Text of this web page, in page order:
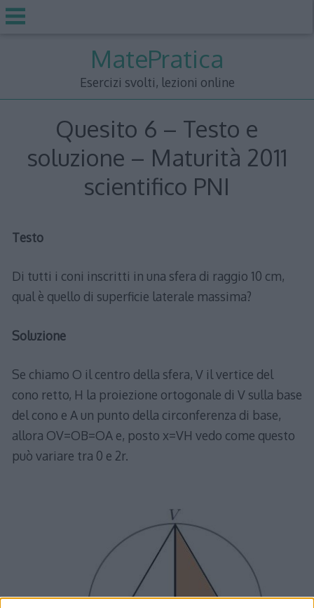
MatePratica
Esercizi svolti, lezioni online
Quesito 6 – Testo e
soluzione – Maturità 2011
scientifico PNI
Testo
Di tutti i coni inscritti in una sfera di raggio 10 cm,
qual è quello di superficie laterale massima?
Soluzione
Se chiamo O il centro della sfera, V il vertice del
cono retto, H la proiezione ortogonale di V sulla base
del cono e A un punto della circonferenza di base,
allora OV=OB=OA e, posto x=VH vedo come questo
può variare tra 0 e 2r.